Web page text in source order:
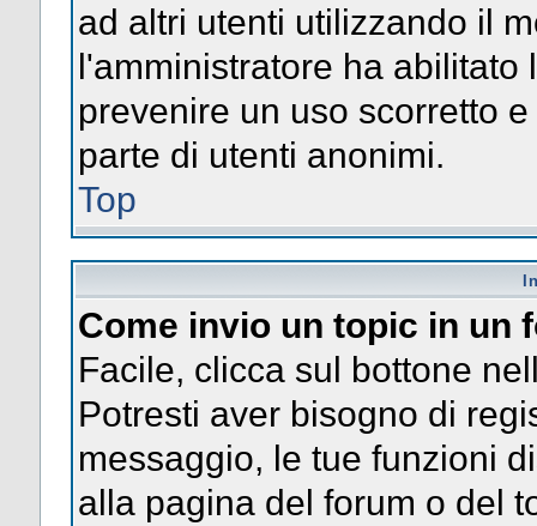
ad altri utenti utilizzando il
l'amministratore ha abilitato
prevenire un uso scorretto
parte di utenti anonimi.
Top
Come invio un topic in un
Facile, clicca sul bottone
Potresti aver bisogno di
messaggio, le tue funzioni
alla pagina del forum o del